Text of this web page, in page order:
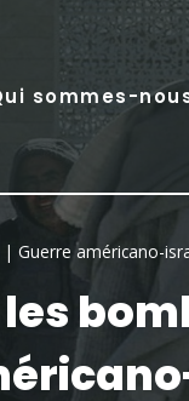
sommes-
américano-
les